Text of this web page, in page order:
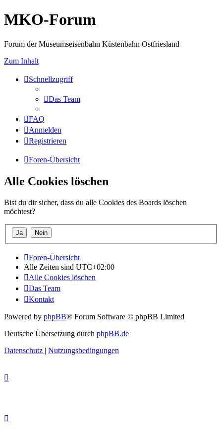
MKO-Forum
Forum der Museumseisenbahn Küstenbahn Ostfriesland
Zum Inhalt
Schnellzugriff
Das Team
FAQ
Anmelden
Registrieren
Foren-Übersicht
Alle Cookies löschen
Bist du dir sicher, dass du alle Cookies des Boards löschen
möchtest?
Foren-Übersicht
Alle Zeiten sind UTC+02:00
Alle Cookies löschen
Das Team
Kontakt
Powered by phpBB® Forum Software © phpBB Limited
Deutsche Übersetzung durch phpBB.de
Datenschutz | Nutzungsbedingungen